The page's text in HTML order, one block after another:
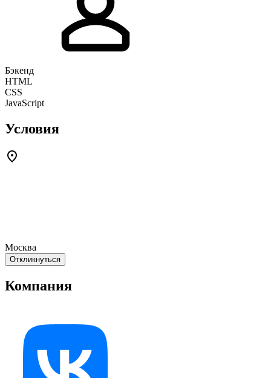
Бэкенд
HTML
CSS
JavaScript
Условия
Москва
Откликнуться
Компания